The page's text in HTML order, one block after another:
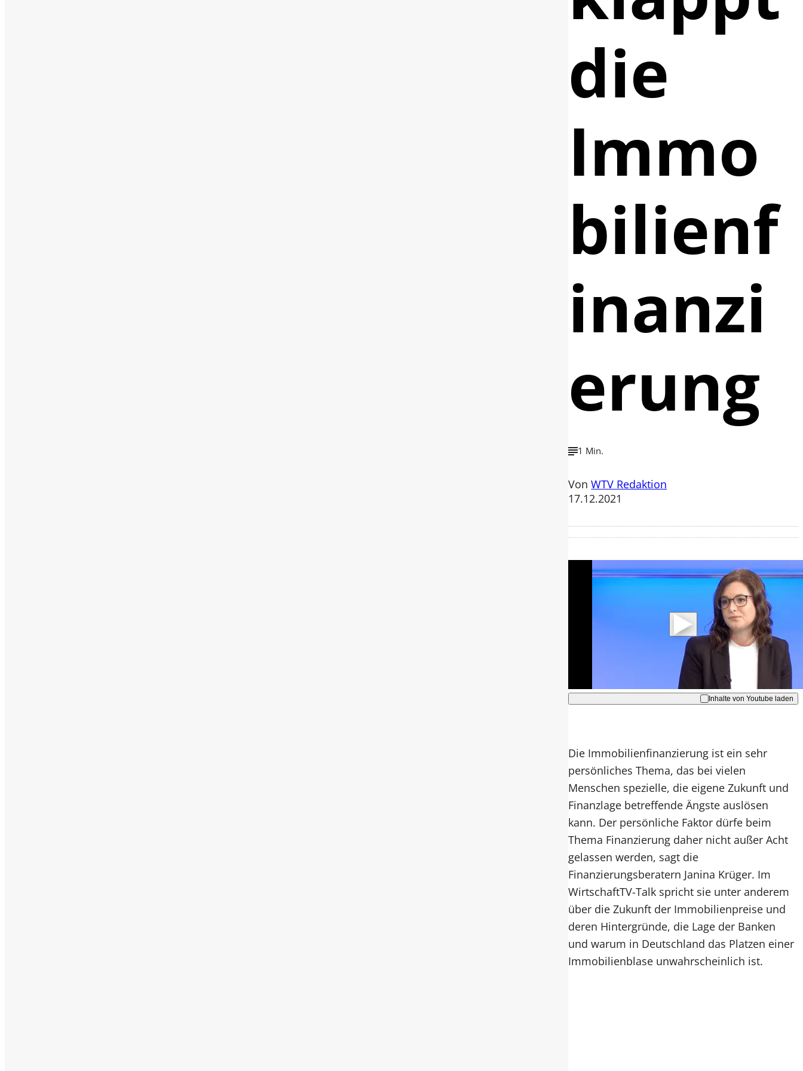
die
Immo
bilienf
inanzi
erung
1 Min.
VonWTV Redaktion
17.12.2021
Mit der Wiedergabe dieses Videos
werden Daten an Youtube übertragen.
Hinweise dazu erhalten Sie in der
Datenschutzerklärung.
Akzeptieren
Inhalte von Youtube laden
Die Immobilienfinanzierung ist ein sehr
persönliches Thema, das bei vielen
Menschen spezielle, die eigene Zukunft und
Finanzlage betreffende Ängste auslösen
kann. Der persönliche Faktor dürfe beim
Thema Finanzierung daher nicht außer Acht
gelassen werden, sagt die
Finanzierungsberatern Janina Krüger. Im
WirtschaftTV-Talk spricht sie unter anderem
über die Zukunft der Immobilienpreise und
deren Hintergründe, die Lage der Banken
und warum in Deutschland das Platzen einer
Immobilienblase unwahrscheinlich ist.